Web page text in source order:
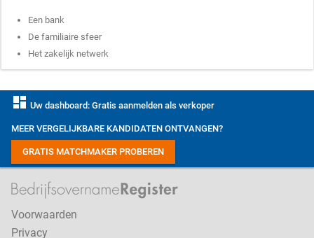
Een bank
De familiaire sfeer
Het zakelijk netwerk
dashboard Uw dashboard: Gratis aanmelden als verkoper
MEER VERGELIJKBARE KANDIDATEN ONTVANGEN?
GRATIS MATCHMAKER PROBEREN
Voorwaarden
Privacy